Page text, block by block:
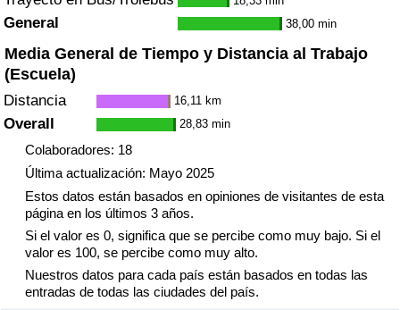
General 38,00 min
Media General de Tiempo y Distancia al Trabajo
(Escuela)
Distancia 16,11 km
Overall 28,83 min
Colaboradores: 18
Última actualización: Mayo 2025
Estos datos están basados en opiniones de visitantes de esta
página en los últimos 3 años.
Si el valor es 0, significa que se percibe como muy bajo. Si el
valor es 100, se percibe como muy alto.
Nuestros datos para cada país están basados en todas las
entradas de todas las ciudades del país.
Índice de Tráfico (Actual)
Índice de Tráfico por País